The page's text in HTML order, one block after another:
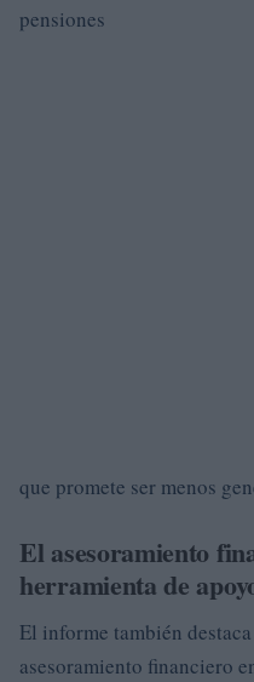
pensiones
que promete ser menos
El asesoramiento
herramienta de
El informe también
asesoramiento financiero